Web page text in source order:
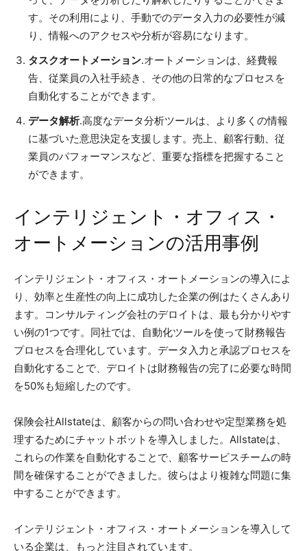
す。その利用により、手動でのデータ入力の必要性が減
り、情報へのアクセスや分析が容易になります。
タスクオートメーション.オートメーションは、経費報
告、従業員の入社手続き、その他の日常的なプロセスを
自動化することができます。
データ解析.高度なデータ分析ツールは、より多くの情報
に基づいた意思決定を支援します。売上、顧客行動、従
業員のパフォーマンスなど、重要な指標を把握すること
ができます。
インテリジェント・オフィス・
オートメーションの活用事例
インテリジェント・オフィス・オートメーションの導入によ
り、効率と生産性の向上に成功した企業の例はたくさんあり
ます。コンサルティング会社のデロイトは、最も分かりやす
い例の1つです。同社では、自動化ツールを使って財務報告
プロセスを合理化しています。データ入力と承認プロセスを
自動化することで、デロイトは財務報告の完了に必要な時間
を50%も短縮したのです。
保険会社Allstateは、顧客からの問い合わせや定型業務を処
理するためにチャットボットを導入しました。Allstateは、
これらの作業を自動化することで、顧客サービスチームの時
間を確保することができました。彼らはより複雑な問題に集
中することができます。
インテリジェント・オフィス・オートメーションを導入して
いる企業は、もっと注目されています。